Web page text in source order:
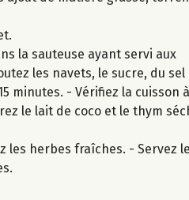
la sauteuse ayant servi aux
les navets, le sucre, du sel
minutes. - Vérifiez la cuisson
le lait de coco et le thym
les herbes fraîches. - Servez